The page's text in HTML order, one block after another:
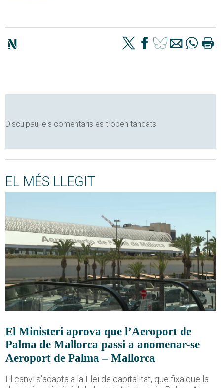
Disculpau, els comentaris es troben tancats
EL MÉS LLEGIT
El Ministeri aprova que l’Aeroport de
Palma de Mallorca passi a anomenar-se
Aeroport de Palma – Mallorca
El canvi s'adapta a la Llei de capitalitat, que fixa que la